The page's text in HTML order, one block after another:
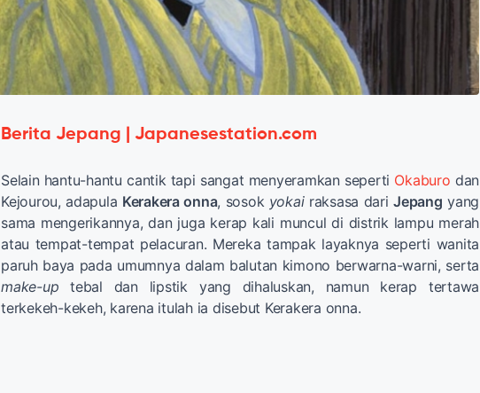
Berita Jepang | Japanesestation.com
Selain hantu-hantu cantik tapi sangat menyeramkan seperti Okaburo dan
Kejourou, adapula Kerakera onna, sosok yokairaksasa dariJepang yang
sama mengerikannya, dan juga kerap kali muncul di distrik lampu merah
atau tempat-tempat pelacuran. Mereka tampak layaknya seperti wanita
paruh baya pada umumnya dalam balutan kimono berwarna-warni, serta
make-up tebal dan lipstik yang dihaluskan, namun kerap tertawa
terkekeh-kekeh, karena itulah ia disebut Kerakera onna.